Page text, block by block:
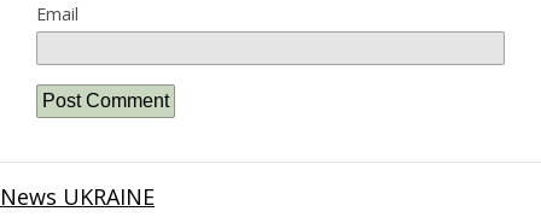
Email
News UKRAINE